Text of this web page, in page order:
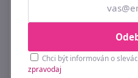
Papírové samolepky
thank you Ø25 mm
Chci být informován o
zpravodaj